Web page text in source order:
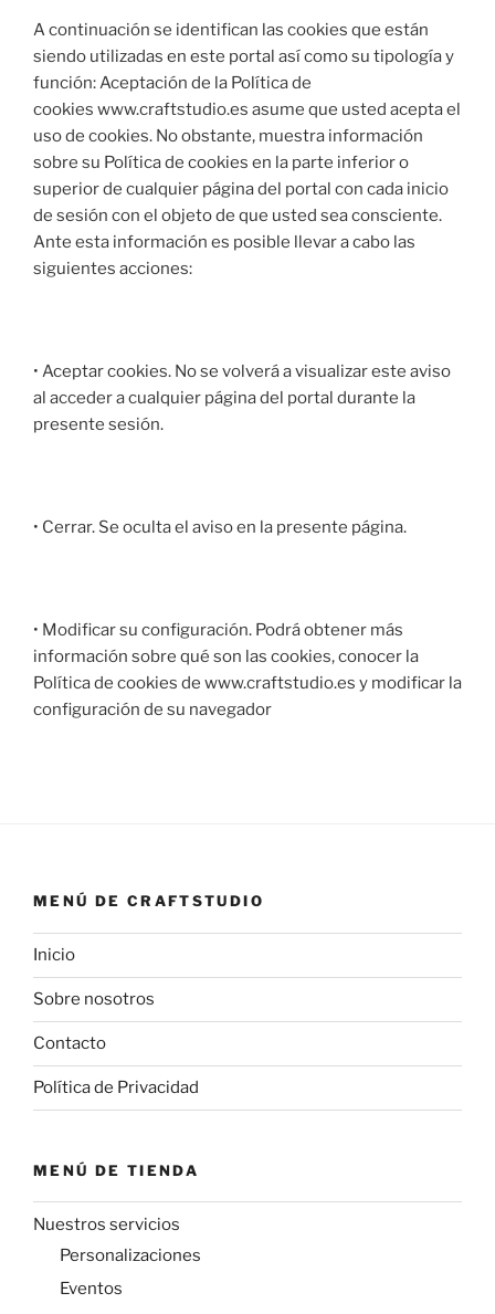
A continuación se identifican las cookies que están
siendo utilizadas en este portal así como su tipología y
función: Aceptación de la Política de
cookies www.craftstudio.es asume que usted acepta el
uso de cookies. No obstante, muestra información
sobre su Política de cookies en la parte inferior o
superior de cualquier página del portal con cada inicio
de sesión con el objeto de que usted sea consciente.
Ante esta información es posible llevar a cabo las
siguientes acciones:
• Aceptar cookies. No se volverá a visualizar este aviso
al acceder a cualquier página del portal durante la
presente sesión.
• Cerrar. Se oculta el aviso en la presente página.
• Modificar su configuración. Podrá obtener más
información sobre qué son las cookies, conocer la
Política de cookies de www.craftstudio.es y modificar la
configuración de su navegador
MENÚ DE CRAFTSTUDIO
Inicio
Sobre nosotros
Contacto
Política de Privacidad
MENÚ DE TIENDA
Nuestros servicios
Personalizaciones
Eventos